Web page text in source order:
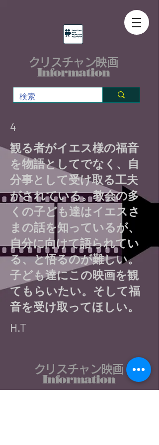
クリスチャン映画
Information
4
観る者がイエス様の福音
を物語としてでなく、自
分事として受け取る工夫
がされている。教会の多
くの子ども達はイエスさ
まの話を知っているが、
自分に向けて語られてい
る、と悟るのが難しい。
子ども達にこの映画を観
てもらいたい。そして福
音を受け取ってほしい。
H.T
クリスチャン映画
Information